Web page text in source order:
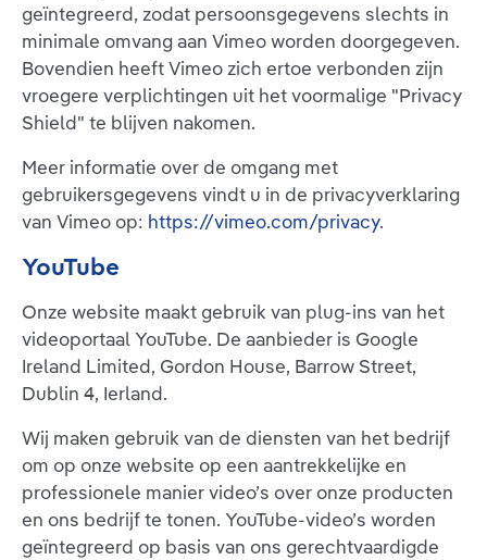
geïntegreerd, zodat persoonsgegevens slechts in
minimale omvang aan Vimeo worden doorgegeven.
Bovendien heeft Vimeo zich ertoe verbonden zijn
vroegere verplichtingen uit het voormalige "Privacy
Shield" te blijven nakomen.
Meer informatie over de omgang met
gebruikersgegevens vindt u in de privacyverklaring
van Vimeo op: https://vimeo.com/privacy.
YouTube
Onze website maakt gebruik van plug-ins van het
videoportaal YouTube. De aanbieder is Google
Ireland Limited, Gordon House, Barrow Street,
Dublin 4, Ierland.
Wij maken gebruik van de diensten van het bedrijf
om op onze website op een aantrekkelijke en
professionele manier video’s over onze producten
en ons bedrijf te tonen. YouTube-video’s worden
geïntegreerd op basis van ons gerechtvaardigde